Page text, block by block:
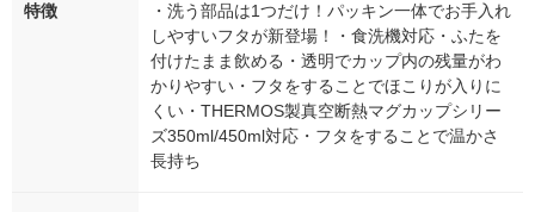
特徴
・洗う部品は1つだけ！パッキン一体でお手入れ
しやすいフタが新登場！・食洗機対応・ふたを
付けたまま飲める・透明でカップ内の残量がわ
かりやすい・フタをすることでほこりが入りに
くい・THERMOS製真空断熱マグカップシリー
ズ350ml/450ml対応・フタをすることで温かさ
長持ち